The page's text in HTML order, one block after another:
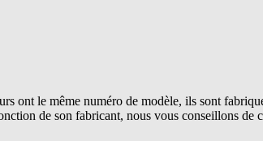
ont le même numéro de modèle, ils sont
de son fabricant, nous vous conseillons de